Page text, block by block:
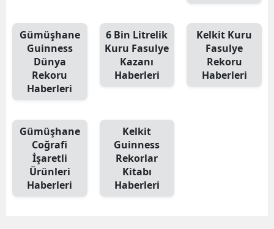
Kahramanmaraş
Mardin
Muğla
Nevşehir
Niğde
Ordu
Rize
Gümüşhane
Guinness
Dünya
Rekoru
Haberleri
6 Bin Litrelik
Kuru Fasulye
Kazanı
Haberleri
Kelkit Kuru
Fasulye
Rekoru
Haberleri
Gümüşhane
Coğrafi
İşaretli
Ürünleri
Haberleri
Kelkit
Guinness
Rekorlar
Kitabı
Haberleri